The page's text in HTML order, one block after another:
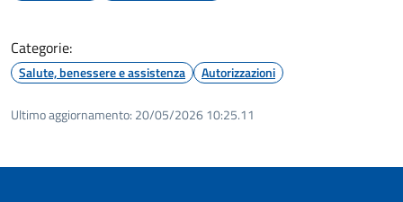
Categorie:
Salute, benessere e assistenza Autorizzazioni
Ultimo aggiornamento: 20/05/2026 10:25.11